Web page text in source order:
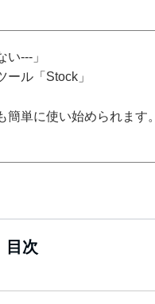
---」
ル「Stock」
単に使い始められます。
目次